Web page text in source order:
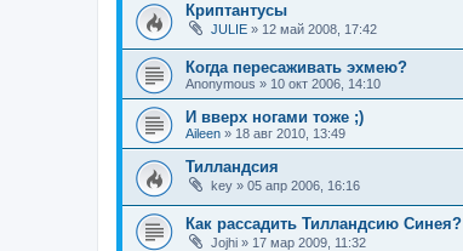
Криптантусы
JULIE » 12 май 2008, 17:42
Когда пересаживать эхмею?
Anonymous » 10 окт 2006, 14:10
И вверх ногами тоже ;)
Aileen » 18 авг 2010, 13:49
Тилландсия
key » 05 апр 2006, 16:16
Как рассадить Тилландсию Синея?
Jojhi » 17 мар 2009, 11:32